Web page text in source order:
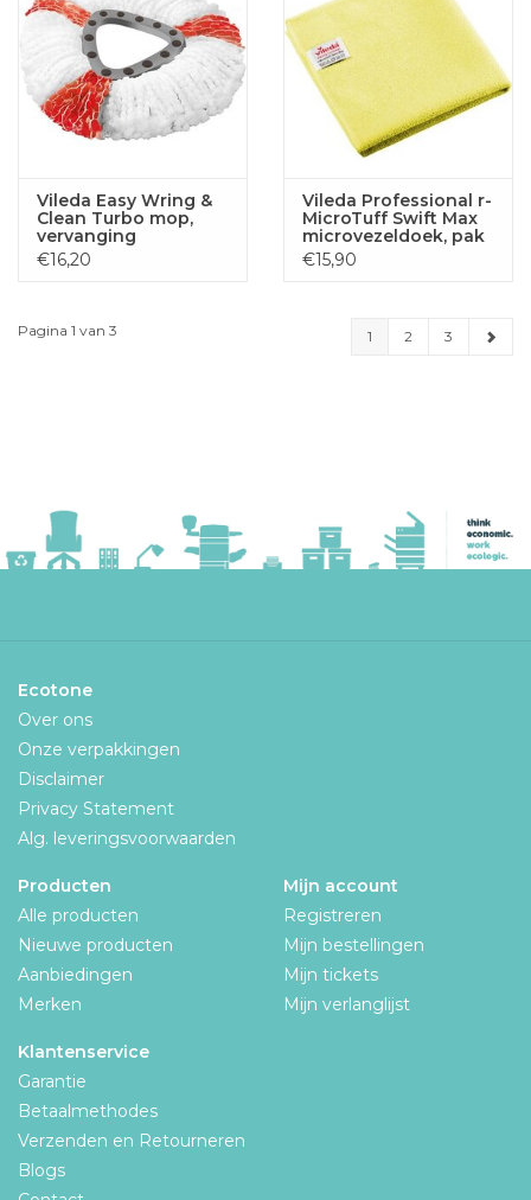
Vileda Easy Wring &
Clean Turbo mop,
vervanging
€16,20
Vileda Professional r-
MicroTuff Swift Max
microvezeldoek, pak
van 5 stuks, geel
€15,90
Pagina 1 van 3 1 2 3
Ecotone
Over ons
Onze verpakkingen
Disclaimer
Privacy Statement
Alg. leveringsvoorwaarden
Producten
Alle producten
Nieuwe producten
Aanbiedingen
Merken
Mijn account
Registreren
Mijn bestellingen
Mijn tickets
Mijn verlanglijst
Klantenservice
Garantie
Betaalmethodes
Verzenden en Retourneren
Blogs